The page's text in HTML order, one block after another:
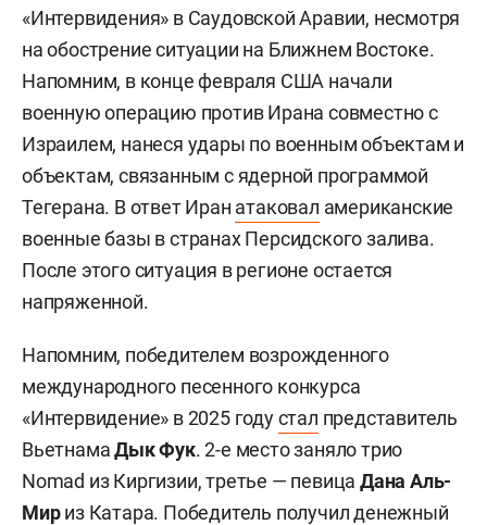
«Интервидения» в Саудовской Аравии, несмотря
на обострение ситуации на Ближнем Востоке.
Напомним, в конце февраля США начали
военную операцию против Ирана совместно с
Израилем, нанеся удары по военным объектам и
объектам, связанным с ядерной программой
Тегерана. В ответ Иран атаковал американские
военные базы в странах Персидского залива.
После этого ситуация в регионе остается
напряженной.
Напомним, победителем возрожденного
международного песенного конкурса
«Интервидение» в 2025 годустал представитель
ВьетнамаДык Фук. 2-е место заняло трио
Nomad из Киргизии, третье — певица Дана Аль-
Мириз Катара. Победитель получил денежный